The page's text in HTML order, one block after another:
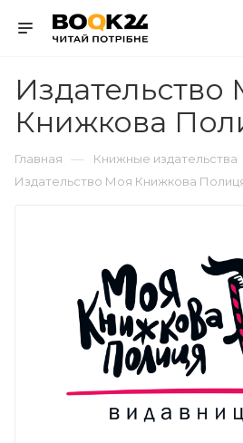
Издательство
Книжкова
Главная — Книжные издательства
Издательство Моя Книжкова